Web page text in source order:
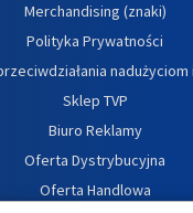
Merchandising (znaki)
Polityka Prywatności
Sklep TVP
Biuro Reklamy
Oferta Dystrybucyjna
Oferta Handlowa